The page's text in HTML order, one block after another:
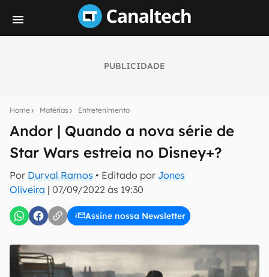
PUBLICIDADE
Home Matérias Entretenimento
Andor | Quando a nova série de
Star Wars estreia no Disney+?
Por Durval Ramos • Editado por Jones
Oliveira | 07/09/2022 às 19:30
Assine nossa Newsletter
notícias e reviews sobre tecnologia em primeira
mão.
E-mail
Uso e Política de Privacidade do Canaltech.